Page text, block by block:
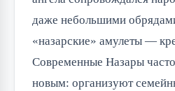
даже небольшими
«назарские» амулеты —
Современные Назары
новым: организуют